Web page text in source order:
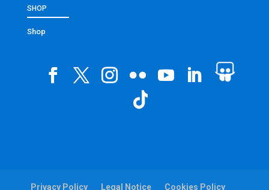
SHOP
Shop
Privacy Policy Legal Notice Cookies Policy